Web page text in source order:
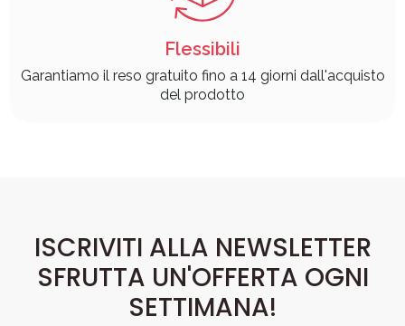
Flessibili
Garantiamo il reso gratuito fino a 14 giorni dall'acquisto
del prodotto
ISCRIVITI ALLA NEWSLETTER
SFRUTTA UN'OFFERTA OGNI
SETTIMANA!